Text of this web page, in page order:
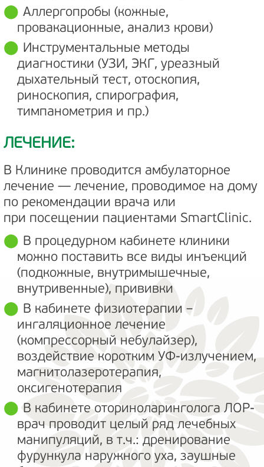
Аллергопробы (кожные,
провакационные, анализ крови)
Инструментальные методы
диагностики (УЗИ, ЭКГ, уреазный
дыхательный тест, отоскопия,
риноскопия, спирография,
тимпанометрия и пр.)
ЛЕЧЕНИЕ:
В Клинике проводится амбулаторное
лечение — лечение, проводимое на дому
по рекомендации врача или
при посещении пациентами SmartClinic.
В процедурном кабинете клиники
можно поставить все виды инъекций
(подкожные, внутримышечные,
внутривенные), прививки
В кабинете физиотерапии –
ингаляционное лечение
(компрессорный небулайзер),
воздействие коротким УФ-излучением,
магнитолазеротерапия,
оксигенотерапия
В кабинете оториноларинголога ЛОР-
врач проводит целый ряд лечебных
манипуляций, в т.ч.: дренирование
фурункула наружного уха, заушные